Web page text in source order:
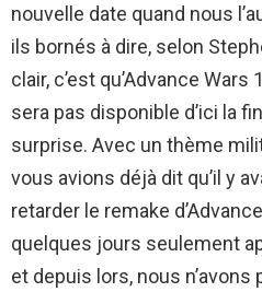
nouvelle date quand nous
ils bornés à dire, selon
clair, c’est qu’Advance Wars
sera pas disponible d’ici la
surprise. Avec un thème
vous avions déjà dit qu’il y
retarder le remake
quelques jours seulement
et depuis lors, nous